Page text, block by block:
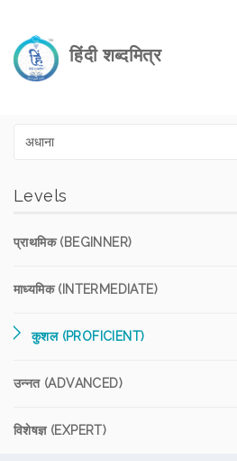
हिंदी शब्दमित्र
Levels
प्राथमिक (BEGINNER)
माध्यमिक (INTERMEDIATE)
कुशल (PROFICIENT)
उन्नत (ADVANCED)
विशेषज्ञ (EXPERT)